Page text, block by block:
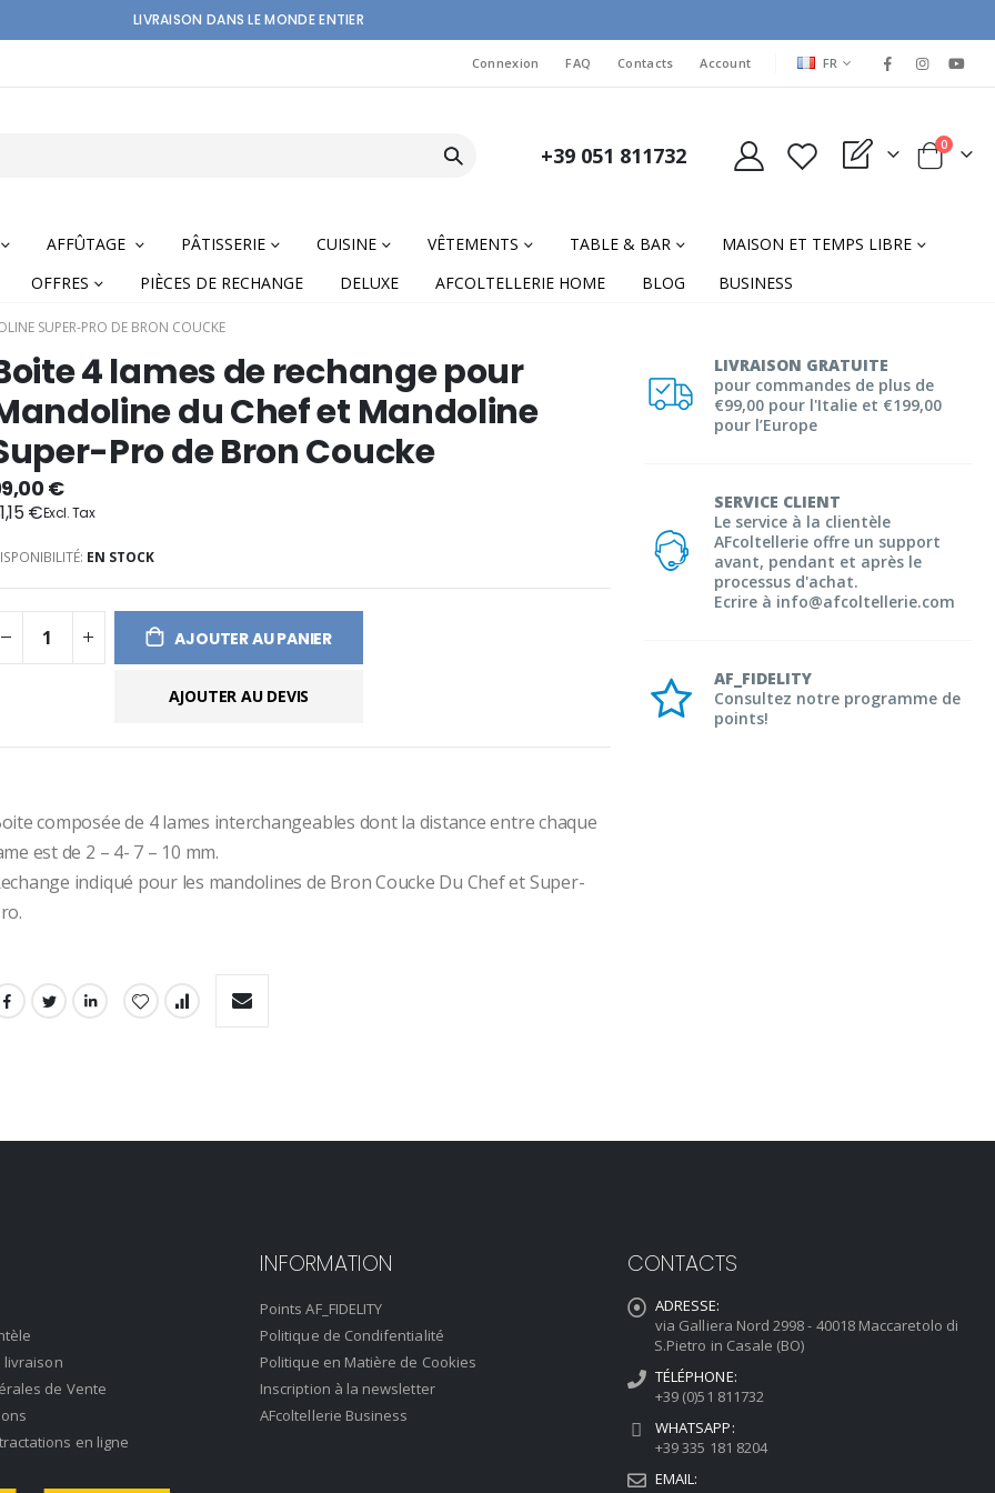
LIVRAISON DANS LE MONDE ENTIER
Connexion FAQ Contacts Account LANGUAGE
FR
+39 051 811732 My Quote Cart
0items
AFFÛTAGE PÂTISSERIE CUISINE VÊTEMENTS TABLE & BAR
MAISON ET TEMPS LIBRE
OFFRES PIÈCES DE RECHANGE DELUXE AFCOLTELLERIE HOME BLOG BUSINESS
SUPER-PRO DE BRON COUCKE
LIVRAISON GRATUITE
pour commandes de plus de
€99,00 pour l'Italie et €199,00
pour l’Europe
SERVICE CLIENT
Le service à la clientèle
AFcoltellerie offre un support
avant, pendant et après le
processus d'achat.
Ecrire à info@afcoltellerie.com
AF_FIDELITY
Consultez notre programme de
points!
4 lames de rechange pour
du Chef et Mandoline
Pro de Bron Coucke
€
€
EN STOCK
AJOUTER AU PANIER
AJOUTER AU DEVIS
composée de 4 lames interchangeables dont la distance entre chaque
est de 2 – 4- 7 – 10 mm.
indiqué pour les mandolines de Bron Coucke Du Chef et Super-
livraison
de Vente
en ligne
INFORMATION
Points AF_FIDELITY
Politique de Condifentialité
Politique en Matière de Cookies
Inscription à la newsletter
AFcoltellerie Business
CONTACTS
ADRESSE:
via Galliera Nord 2998 - 40018 Maccaretolo di
S.Pietro in Casale (BO)
TÉLÉPHONE:
+39 (0)51 811732
WHATSAPP:
+39 335 181 8204
EMAIL: